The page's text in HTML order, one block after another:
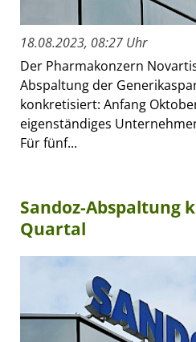
18.08.2023, 08:27 Uhr
Der Pharmakonzern
Abspaltung der
konkretisiert: Anfang
eigenständiges
Für fünf...
Sandoz-Abspaltung
Quartal